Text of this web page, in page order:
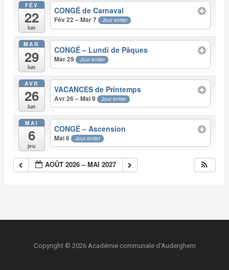
FÉV
22
lun
CONGÉ de Carnaval
Fév 22 – Mar 7 Jour entier
MAR
29
lun
CONGÉ – Lundi de Pâques
Mar 29 Jour entier
AVR
26
lun
VACANCES de Printemps
Avr 26 – Mai 9 Jour entier
MAI
6
jeu
CONGÉ – Ascension
Mai 6 Jour entier
AOÛT 2026 – MAI 2027
Copyright © 2026 Académie communale d'Auderghem